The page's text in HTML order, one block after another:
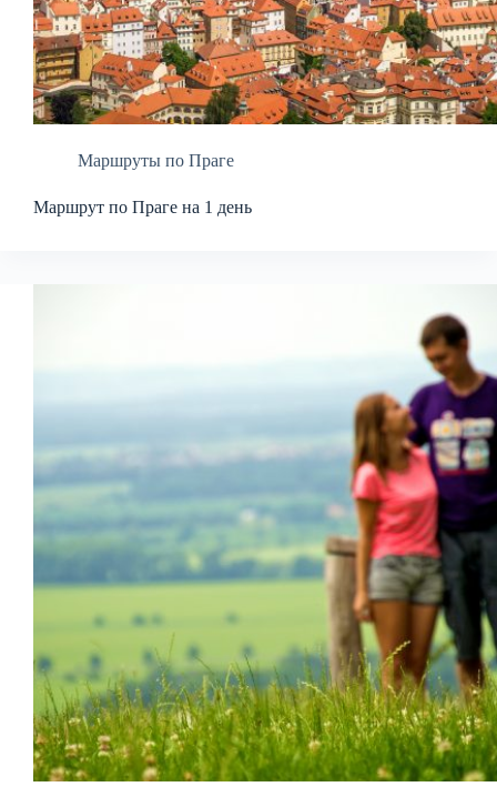
Маршруты по Праге
Маршрут по Праге на 1 день